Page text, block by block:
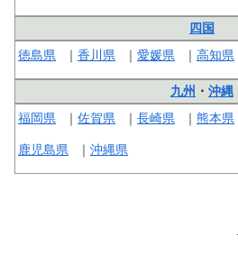
四国
徳島県
香川県 愛媛県 高知県
九州 ・ 沖縄
福岡県
佐賀県 長崎県 熊本県
鹿児島県 沖縄県